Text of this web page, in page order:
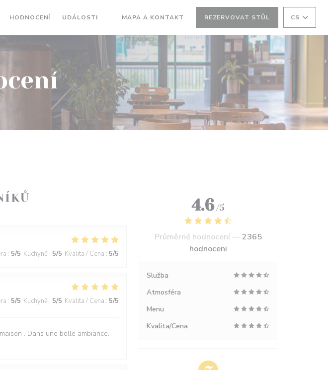
HODNOCENÍ UDÁLOSTI MAPA A KONTAKT REZERVOVAT STŮL CS
: 5/5 Kuchyně : 5/5 Kvalita / Cena : 5/5
: 5/5 Kuchyně : 5/5 Kvalita / Cena : 5/5
. Dans une belle ambiance.
4.6 /5
Průměrné hodnocení —2365
hodnoceni
Služba
Atmosféra
Menu
Kvalita/Cena